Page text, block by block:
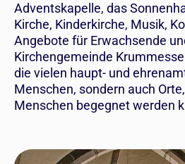
Adventskapelle, das
Kirche, Kinderkirche, Musik,
Angebote für Erwachsende
Kirchengemeinde
die vielen haupt- und
Menschen, sondern auch
Menschen begegnet werden